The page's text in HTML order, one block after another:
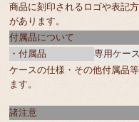
商品に刻印されるロゴや表記
があります。
付属品について
・付属品
専用ケー
ケースの仕様・その他付属品
ます。
諸注意